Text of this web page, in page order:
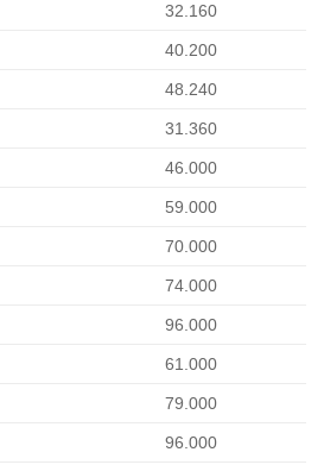
32.160
40.200
48.240
31.360
46.000
59.000
70.000
74.000
96.000
61.000
79.000
96.000